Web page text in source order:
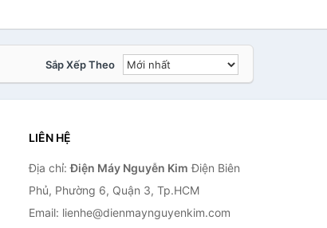
Sắp Xếp Theo
LIÊN HỆ
Địa chỉ:Điện Máy Nguyễn Kim Điện Biên
Phủ, Phường 6, Quận 3, Tp.HCM
Email: lienhe@dienmaynguyenkim.com